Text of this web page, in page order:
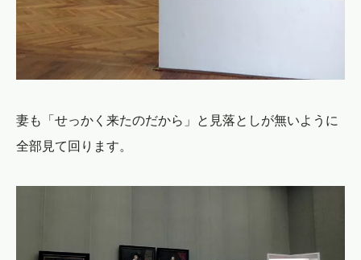
妻も「せっかく来たのだから」と見落としが無いように
全部見て回ります。